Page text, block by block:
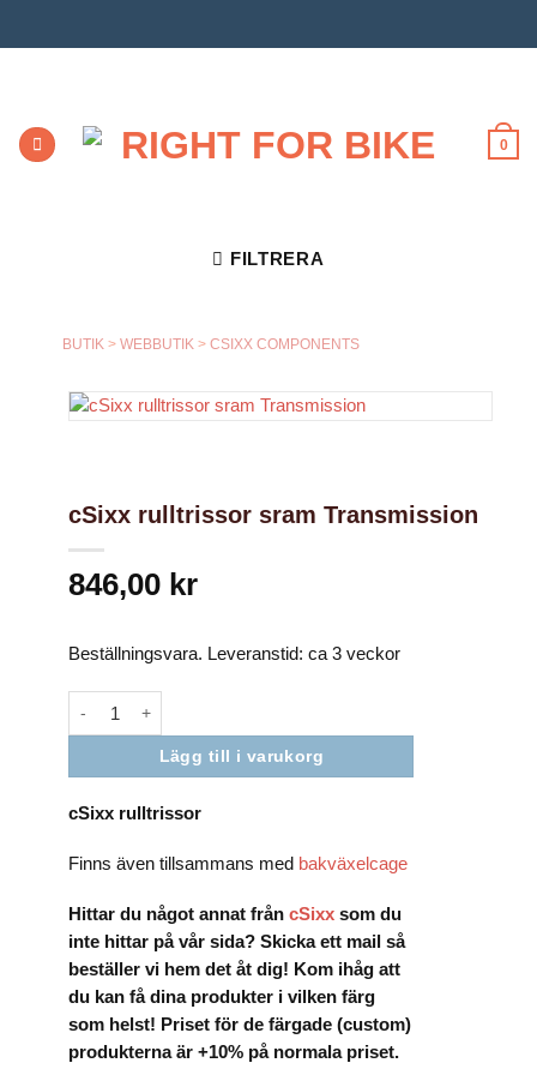
0
FILTRERA
BUTIK > WEBBUTIK > CSIXX COMPONENTS
cSixx rulltrissor sram Transmission
846,00 kr
Beställningsvara. Leveranstid: ca 3 veckor
Lägg till i varukorg
cSixx rulltrissor
Finns även tillsammans med bakväxelcage
Hittar du något annat fråncSixx som du
inte hittar på vår sida? Skicka ett mail så
beställer vi hem det åt dig! Kom ihåg att
du kan få dina produkter i vilken färg
som helst! Priset för de färgade (custom)
produkterna är +10% på normala priset.
Dessa kakor
behövs för
att hemsidan
över huvud
taget ska
fungera.